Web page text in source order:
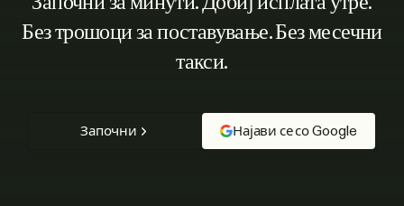
Без трошоци за поставување. Без месечни
такси.
Започни Најави се со Google